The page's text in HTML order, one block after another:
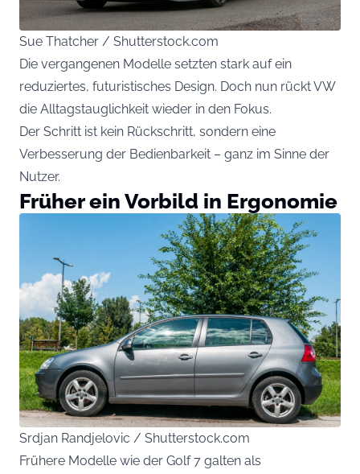
Sue Thatcher / Shutterstock.com
Die vergangenen Modelle setzten stark auf ein
reduziertes, futuristisches Design. Doch nun rückt VW
die Alltagstauglichkeit wieder in den Fokus.
Der Schritt ist kein Rückschritt, sondern eine
Verbesserung der Bedienbarkeit – ganz im Sinne der
Nutzer.
Früher ein Vorbild in Ergonomie
Srdjan Randjelovic / Shutterstock.com
Frühere Modelle wie der Golf 7 galten als